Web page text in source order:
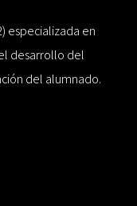
especializada en
desarrollo del
del alumnado.